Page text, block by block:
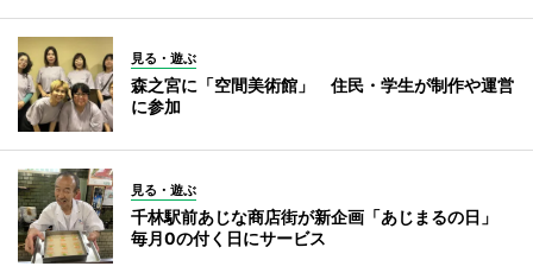
見る・遊ぶ
森之宮に「空間美術館」 住民・学生が制作や運営
に参加
見る・遊ぶ
千林駅前あじな商店街が新企画「あじまるの日」
毎月0の付く日にサービス